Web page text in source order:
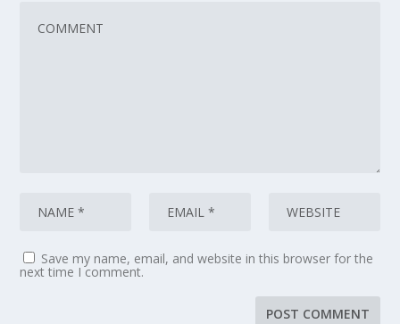
Save my name, email, and website in this browser for the
next time I comment.